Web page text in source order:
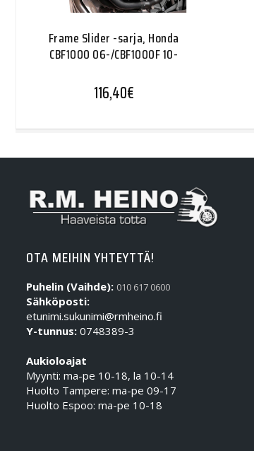
Frame Slider -sarja, Honda
CBF1000 06-/CBF1000F 10-
116,40€
OTA MEIHIN YHTEYTTÄ!
Puhelin (Vaihde): 010 617 0600
Sähköposti:
etunimi.sukunimi@rmheino.fi
Y-tunnus: 0748389-3
Aukioloajat
Myynti: ma-pe 10-18, la 10-14
Huolto Tampere: ma-pe 09-17
Huolto Espoo: ma-pe 10-18